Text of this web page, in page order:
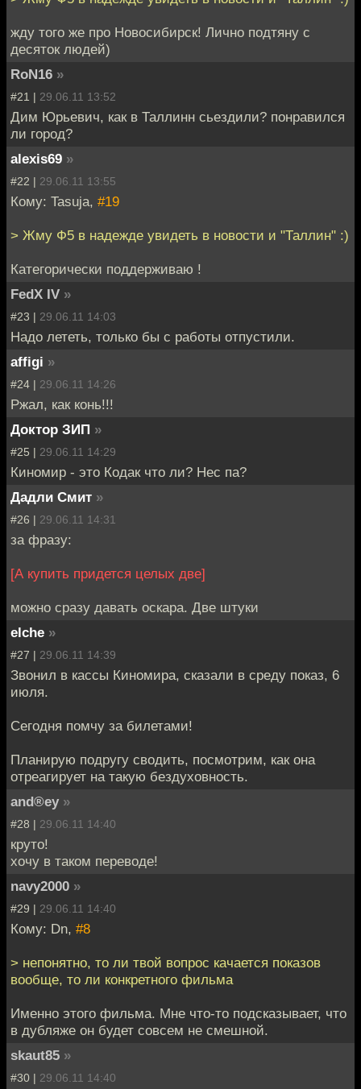
жду того же про Новосибирск! Лично подтяну с
десяток людей)
RoN16 »
#21 | 29.06.11 13:52
Дим Юрьевич, как в Таллинн сьездили? понравился
ли город?
alexis69 »
#22 | 29.06.11 13:55
Кому: Tasuja, #19
> Жму Ф5 в надежде увидеть в новости и "Таллин" :)
Категорически поддерживаю !
FedX IV »
#23 | 29.06.11 14:03
Надо лететь, только бы с работы отпустили.
affigi »
#24 | 29.06.11 14:26
Ржал, как конь!!!
Доктор ЗИП »
#25 | 29.06.11 14:29
Киномир - это Кодак что ли? Нес па?
Дадли Смит »
#26 | 29.06.11 14:31
за фразу:
[А купить придется целых две]
можно сразу давать оскара. Две штуки
elche »
#27 | 29.06.11 14:39
Звонил в кассы Киномира, сказали в среду показ, 6
июля.
Сегодня помчу за билетами!
Планирую подругу сводить, посмотрим, как она
отреагирует на такую бездуховность.
and®ey »
#28 | 29.06.11 14:40
круто!
хочу в таком переводе!
navy2000 »
#29 | 29.06.11 14:40
Кому: Dn, #8
> непонятно, то ли твой вопрос качается показов
вообще, то ли конкретного фильма
Именно этого фильма. Мне что-то подсказывает, что
в дубляже он будет совсем не смешной.
skaut85 »
#30 | 29.06.11 14:40